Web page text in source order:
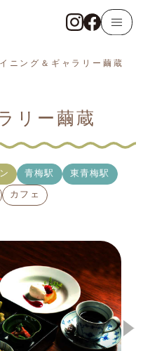
れる
飲む
やされる
記事
ニング＆ギャラリー繭蔵
リー繭蔵
青梅駅
東青梅駅
カフェ